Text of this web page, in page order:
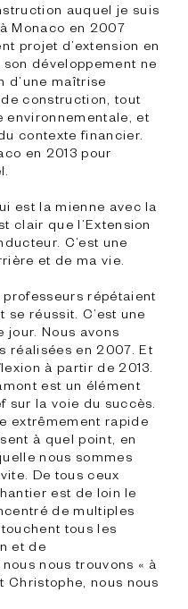
auquel je suis
Monaco en 2007
projet d’extension en
développement ne
d’une maîtrise
construction, tout
et
contexte financier.
en 2013 pour
est la mienne avec la
clair que l’Extension
C’est une
et de ma vie.
professeurs répétaient
se réussit. C’est une
Nous avons
réalisées en 2007. Et
à partir de 2013.
est un élément
sur la voie du succès.
extrêmement rapide
à quel point, en
nous sommes
De tous ceux
est de loin le
de multiples
tous les
et de
nous trouvons « à
Christophe, nous nous